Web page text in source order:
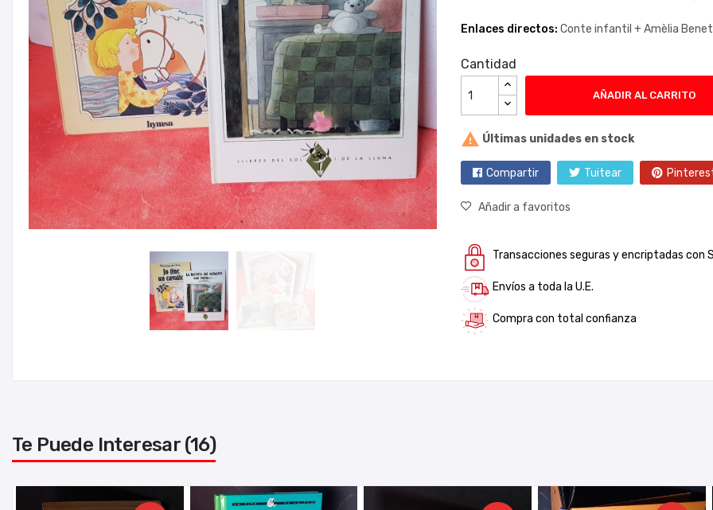
Enlaces directos: Conte infantil +Amèlia
Cantidad
AÑADIR AL CARRITO
 Últimas unidades en stock
Compartir Tuitear
Añadir a favoritos
Transacciones seguras y encriptadas con
Envíos a toda la U.E.
Compra con total confianza
Te Puede Interesar (16)